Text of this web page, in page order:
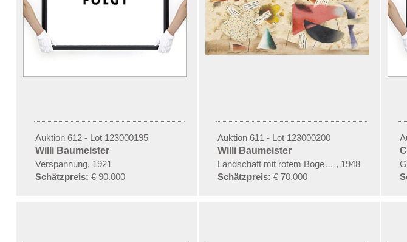
Auktion 612 - Lot 123000195
Willi Baumeister
Verspannung, 1921
Schätzpreis: € 90.000
Auktion 611 - Lot 123000200
Willi Baumeister
Landschaft mit rotem Bogen (Sommerfest)
, 1948
Schätzpreis: € 70.000